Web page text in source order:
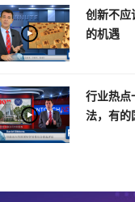
创新不应
的机遇
行业热点
法，有的